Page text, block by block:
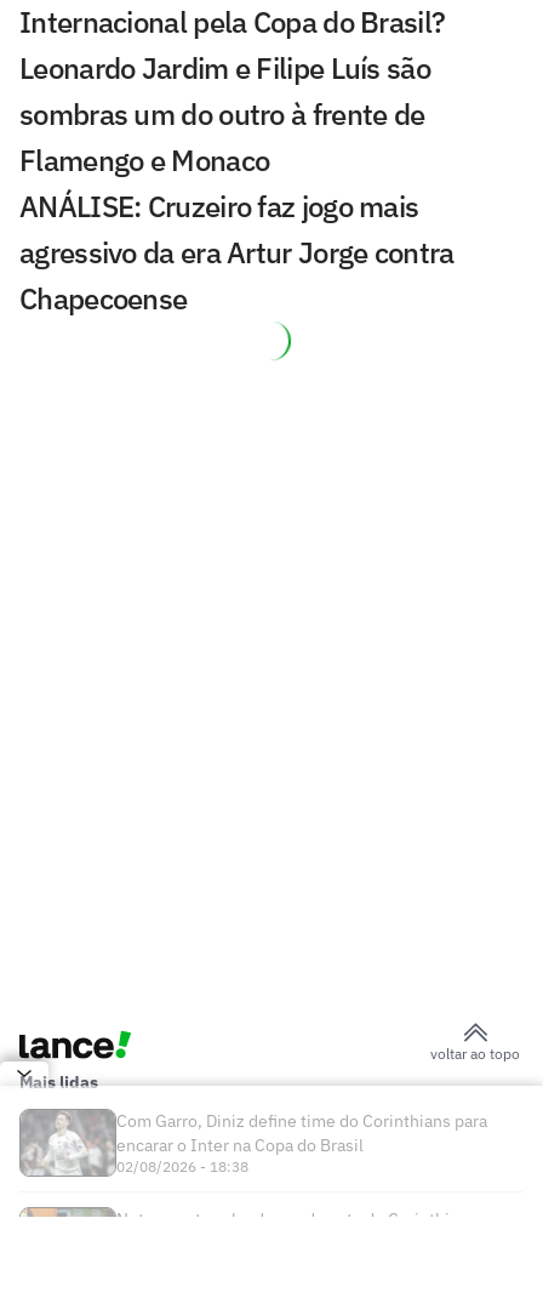
Internacional pela Copa do Brasil?
Leonardo Jardim e Filipe Luís são
sombras um do outro à frente de
Flamengo e Monaco
ANÁLISE: Cruzeiro faz jogo mais
agressivo da era Artur Jorge contra
Chapecoense
Saída de atacante pode abrir espaço
Jair valoriza vitória do Vasco sobre o
Fluminense: 'Muito bom ganhar deles'
Substituído com dores, John Kennedy
preocupa o Fluminense
Pedro Emanuel explica mudança do